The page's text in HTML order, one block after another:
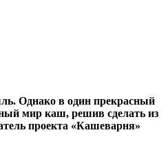
Однако в один прекрасный
мир каш, решив сделать из
проекта «Кашеварня»